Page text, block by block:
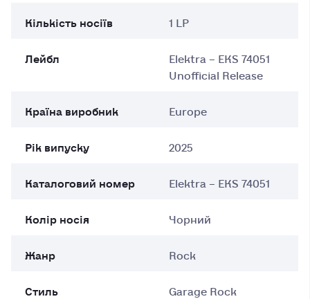
Кількість носіїв
1 LP
Лейбл
Elektra – EKS 74051
Unofficial Release
Країна виробник
Europe
Рік випуску
2025
Каталоговий номер
Elektra – EKS 74051
Колір носія
Чорний
Жанр
Rock
Стиль
Garage Rock